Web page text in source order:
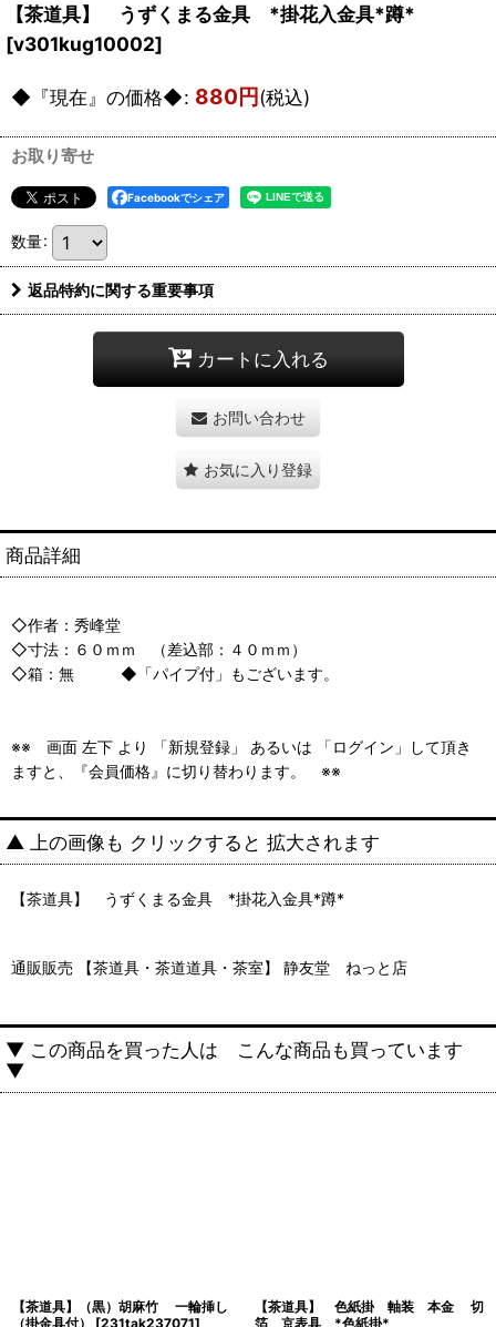
【茶道具】 うずくまる金具 *掛花入金具*蹲*
[v301kug10002]
◆『現在』の価格◆: 880円(税込)
お取り寄せ
Facebookでシェア
数量:
返品特約に関する重要事項
カートに入れる
お問い合わせ
お気に入り登録
商品詳細
◇作者：秀峰堂
◇寸法：６０ｍｍ （差込部：４０ｍｍ）
◇箱：無 ◆「パイプ付」もございます。
※※ 画面 左下 より 「新規登録」 あるいは 「ログイン」して頂き
ますと、『会員価格』に切り替わります。 ※※
▲ 上の画像も クリックすると 拡大されます
【茶道具】 うずくまる金具 *掛花入金具*蹲*
通販販売 【茶道具・茶道道具・茶室】 静友堂 ねっと店
▼ この商品を買った人は こんな商品も買っています
▼
【茶道具】（黒）胡麻竹 一輪挿し
（掛金具付）
[231tak237071]
【茶道具】 色紙掛 軸装 本金 切
箔 京表具 *色紙掛*